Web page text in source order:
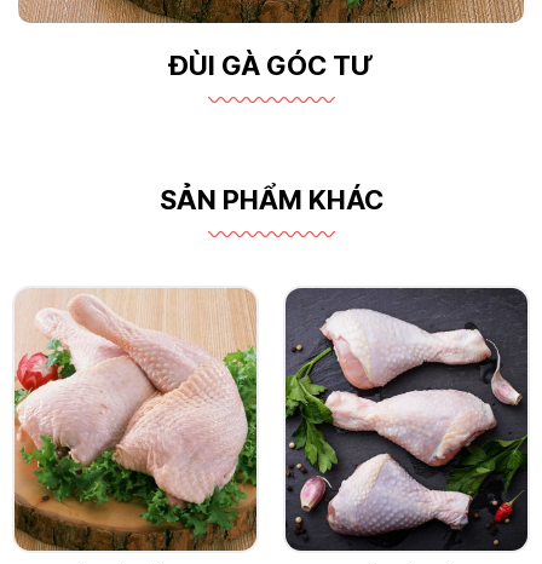
ĐÙI GÀ GÓC TƯ
SẢN PHẨM KHÁC